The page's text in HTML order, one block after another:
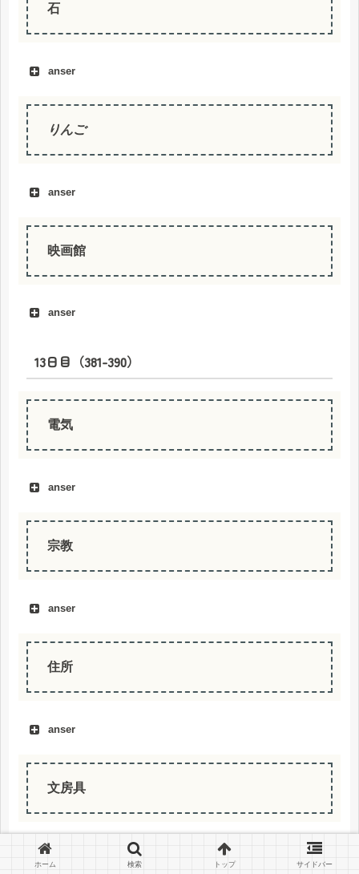
石
anser
りんご
anser
映画館
anser
bioskop
13日目（381-390）
電気
anser
宗教
anser
住所
anser
文房具
anser
ホーム 検索 トップ サイドバー